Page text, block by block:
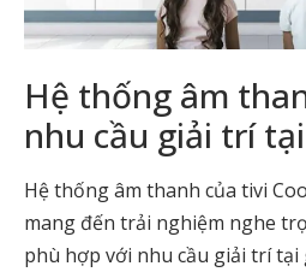
Hệ thống âm
nhu cầu giải trí
Hệ thống âm thanh của tivi
mang đến trải nghiệm nghe
phù hợp với nhu cầu giải trí tại